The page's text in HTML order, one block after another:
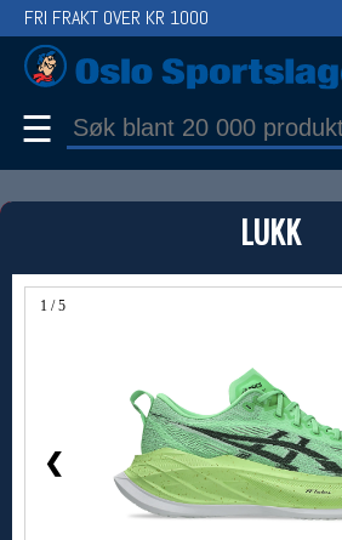
LUKK
1 / 5
❮
FRI FRAKT OVER KR 1000
☰
PRODUKT
Produkter (1)
Bruk filter til å